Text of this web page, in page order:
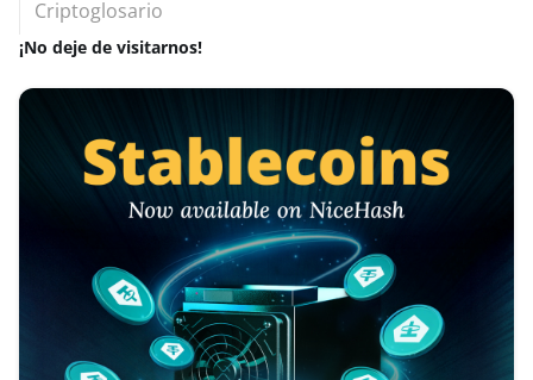
Criptoglosario
¡No deje de visitarnos!